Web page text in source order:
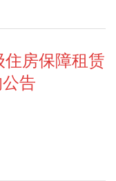
住房保障租赁
告